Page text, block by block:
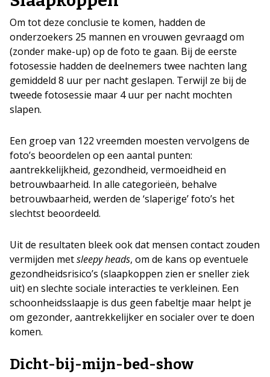
Om tot deze conclusie te komen, hadden de
onderzoekers 25 mannen en vrouwen gevraagd om
(zonder make-up) op de foto te gaan. Bij de eerste
fotosessie hadden de deelnemers twee nachten lang
gemiddeld 8 uur per nacht geslapen. Terwijl ze bij de
tweede fotosessie maar 4 uur per nacht mochten
slapen.
Een groep van 122 vreemden moesten vervolgens de
foto’s beoordelen op een aantal punten:
aantrekkelijkheid, gezondheid, vermoeidheid en
betrouwbaarheid. In alle categorieën, behalve
betrouwbaarheid, werden de ‘slaperige’ foto’s het
slechtst beoordeeld.
Uit de resultaten bleek ook dat mensen contact zouden
vermijden metsleepy heads, om de kans op eventuele
gezondheidsrisico’s (slaapkoppen zien er sneller ziek
uit) en slechte sociale interacties te verkleinen. Een
schoonheidsslaapje is dus geen fabeltje maar helpt je
om gezonder, aantrekkelijker en socialer over te doen
komen.
Dicht-bij-mijn-bed-show